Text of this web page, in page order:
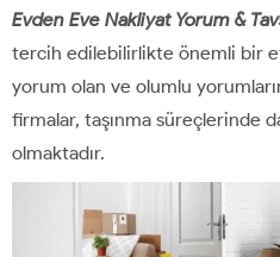
Evden Eve Nakliyat Yorum &
tercih edilebilirlikte önemli bir
yorum olan ve olumlu
firmalar, taşınma süreçlerinde
olmaktadır.